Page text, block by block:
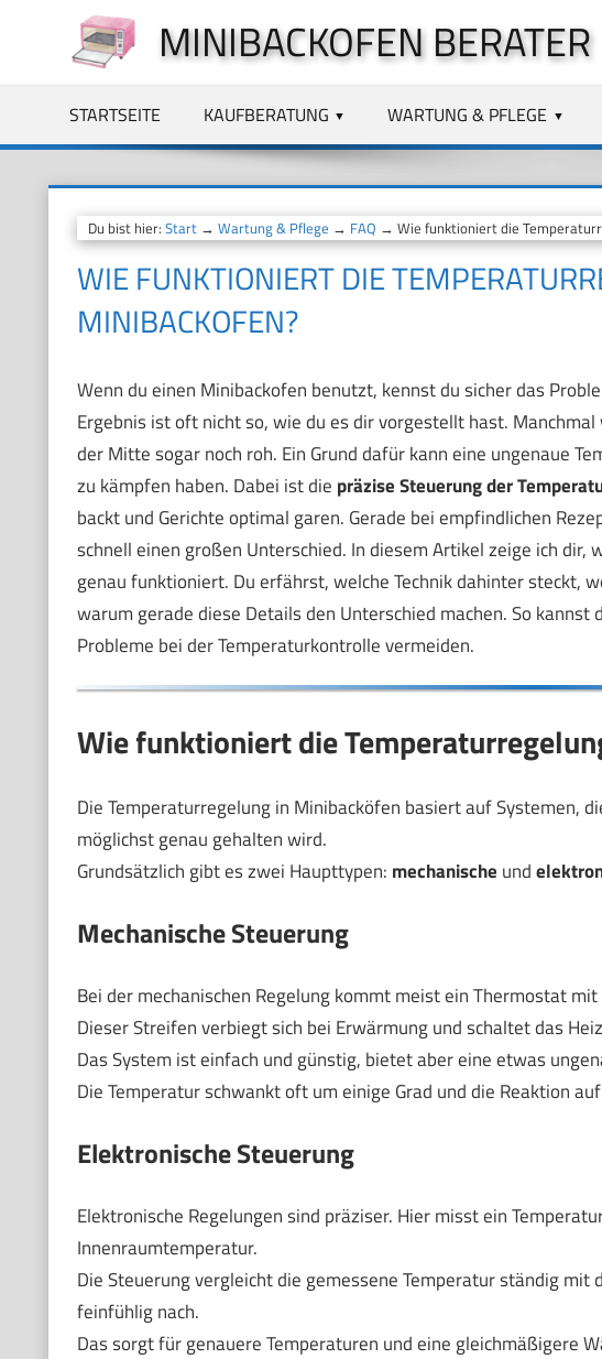
springen
MINIBACKOFEN BERATER
STARTSEITE KAUFBERATUNG WARTUNG & PFLEGE
Du bist hier: Start→ Wartung & Pflege → FAQ → Wie funktioniert die
WIE FUNKTIONIERT DIE
MINIBACKOFEN?
Wenn du einen Minibackofen benutzt, kennst du sicher das
Ergebnis ist oft nicht so, wie du es dir vorgestellt hast.
der Mitte sogar noch roh. Ein Grund dafür kann eine ungenaue
zu kämpfen haben. Dabei ist die präzise Steuerung der
backt und Gerichte optimal garen. Gerade bei empfindlichen
schnell einen großen Unterschied. In diesem Artikel zeige ich dir,
genau funktioniert. Du erfährst, welche Technik dahinter steckt,
warum gerade diese Details den Unterschied machen. So
Probleme bei der Temperaturkontrolle vermeiden.
Wie funktioniert die
Die Temperaturregelung in Minibacköfen basiert auf Systemen,
möglichst genau gehalten wird.
Grundsätzlich gibt es zwei Haupttypen: mechanische und
Mechanische Steuerung
Bei der mechanischen Regelung kommt meist ein Thermostat
Dieser Streifen verbiegt sich bei Erwärmung und schaltet das
Das System ist einfach und günstig, bietet aber eine etwas
Die Temperatur schwankt oft um einige Grad und die Reaktion
Elektronische Steuerung
Elektronische Regelungen sind präziser. Hier misst ein
Innenraumtemperatur.
Die Steuerung vergleicht die gemessene Temperatur ständig
feinfühlig nach.
Das sorgt für genauere Temperaturen und eine gleichmäßigere